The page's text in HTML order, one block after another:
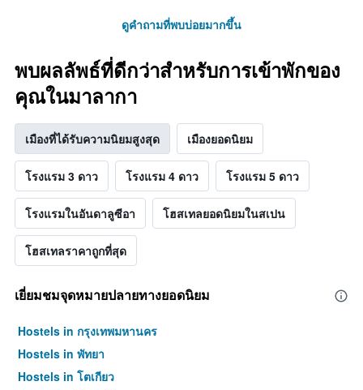
ดูคำถามที่พบบ่อยมากขึ้น
พบผลลัพธ์ที่ดีกว่าสำหรับการเข้าพักของ
คุณในมาลากา
เมืองที่ได้รับความนิยมสูงสุด เมืองยอดนิยม
โรงแรม 3 ดาว โรงแรม 4 ดาว โรงแรม 5 ดาว
โรงแรมในอันดาลูซีอา โฮสเทลยอดนิยมในสเปน
โฮสเทลราคาถูกที่สุด
เยี่ยมชมจุดหมายปลายทางยอดนิยม
Hostels in กรุงเทพมหานคร
Hostels in พัทยา
Hostels in โตเกียว